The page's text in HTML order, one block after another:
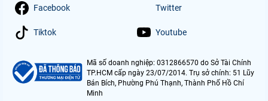
Facebook Twitter
Tiktok Youtube
Mã số doanh nghiệp: 0312866570 do Sở Tài Chính
TP.HCM cấp ngày 23/07/2014. Trụ sở chính: 51 Lũy
Bán Bích, Phường Phú Thạnh, Thành Phố Hồ Chí
Minh